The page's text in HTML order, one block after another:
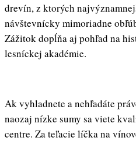
drevín, z ktorých
návštevnícky mimoriadne
Zážitok dopĺňa aj pohľad na
lesníckej akadémie.
Ak vyhladnete a nehľadáte
naozaj nízke sumy sa viete
centre. Za teľacie líčka na